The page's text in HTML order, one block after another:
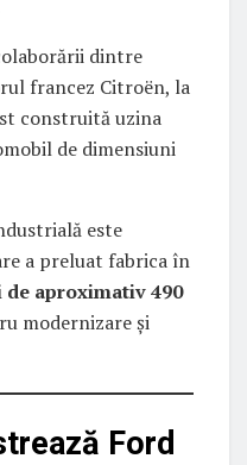
dintre
francez Citroën, la
construită uzina
de dimensiuni
este
a preluat fabrica în
aproximativ 490
modernizare și
Ford